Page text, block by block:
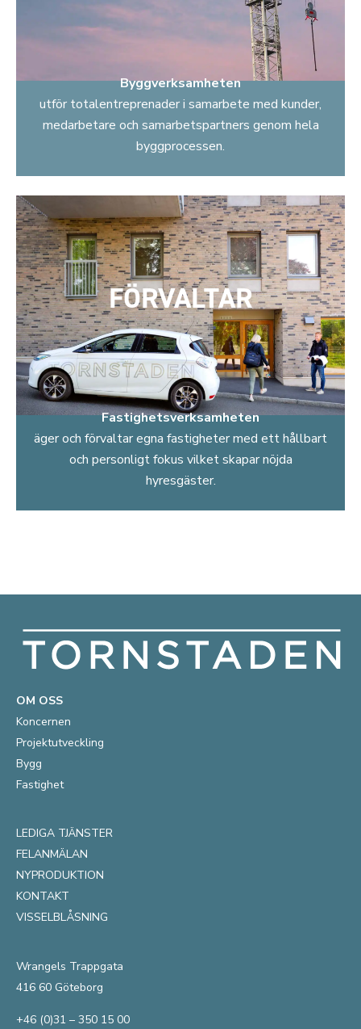
Byggverksamheten
utför totalentreprenader i samarbete med kunder,
medarbetare och samarbetspartners genom hela
byggprocessen.
FÖRVALTAR
Fastighetsverksamheten
äger och förvaltar egna fastigheter med ett hållbart
och personligt fokus vilket skapar nöjda
hyresgäster.
OM OSS
Koncernen
Projektutveckling
Bygg
Fastighet
LEDIGA TJÄNSTER
FELANMÄLAN
NYPRODUKTION
KONTAKT
VISSELBLÅSNING
Wrangels Trappgata
416 60 Göteborg
+46 (0)31 – 350 15 00